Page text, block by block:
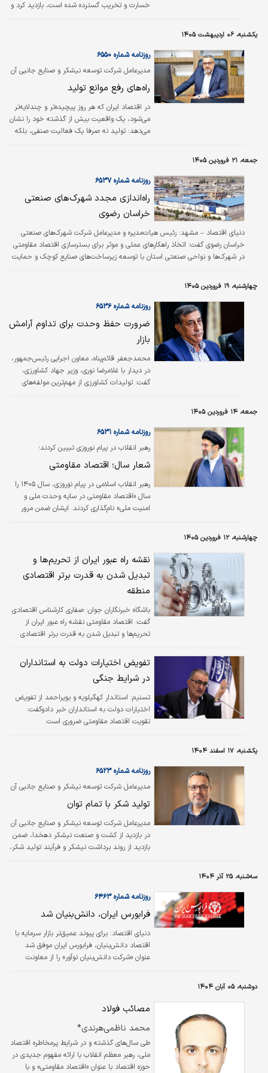
خسارت و تخریب گسترده شده است، بازدید کرد و
مقاومتی تاکید کرد. علی صالحی با اشاره به
اقدامات حمایتی دستگاه قضایی و دولت افزود: در
ستاد تسهیل و ستاداقتصاد مقاومتی تصمیمات
لازم برای حمایت از این مجموعه اتخاذ شده است
و دستگاه قضایی پیگیر اجرای دقیق و سریع این
مصوبات خواهد بود. دادستان…
یکشنبه، ۰۶ اردیبهشت ۱۴۰۵
مدیرعامل شرکت توسعه نیشکر و صنایع جانبی آن
تشریح کرد
روزنامه شماره ۶۵۵۰
راه‌های رفع موانع تولید
در اقتصاد ایران که هر روز پیچیده‌تر و چندلایه‌تر
می‌شود، یک واقعیت بیش از گذشته خود را نشان
می‌دهد: تولید نه صرفا یک فعالیت صنفی، بلکه
می‌اندازند، آنچه سرنوشت صنایع را رقم می‌زند
تصمیم‌سازی است.
جمعه، ۲۱ فروردین ۱۴۰۵
روزنامه شماره ۶۵۳۷
راه‌اندازی مجدد شهرک‌های صنعتی
خراسان رضوی
دنیای اقتصاد – مشهد: رئیس هیات‌مدیره و مدیرعامل شرکت شهرک‌های صنعتی
خراسان رضوی گفت: اتخاذ راهکارهای عملی و موثر برای بسترسازی اقتصاد مقاومتی
در شهرک‌ها و نواحی صنعتی استان با توسعه زیرساخت‌های صنایع کوچک و حمایت
چهارشنبه، ۱۹ فروردین ۱۴۰۵
روزنامه شماره ۶۵۳۶
ضرورت حفظ وحدت برای تداوم آرامش
بازار
محمدجعفر قائم‌پناه، معاون اجرایی رئیس‌جمهور،
در دیدار با غلامرضا نوری، وزیر جهاد کشاورزی،
گفت: تولیدات کشاورزی از مهم‌ترین مولفه‌های
عمومی، بیانگر رضایتمندی در سطح جامعه از روند
تامین و توزیع و عرصه کالا‌های اساسی در کشور
است. آرامشی که اکنون در بازار کالای اساسی ایجاد
شده با حفظ وحدت و هم‌افزایی و همدلی میان
دولت و سایر قوا و میان اصناف، اتحادیه‌ها،
تولیدکننده‌ها و…
جمعه، ۱۴ فروردین ۱۴۰۵
رهبر انقلاب در پیام نوروزی تبیین کردند؛
روزنامه شماره ۶۵۳۱
شعار سال؛ اقتصاد مقاومتی
رهبر انقلاب اسلامی در پیام نوروزی، سال ۱۴۰۵ را
سال «اقتصاد مقاومتی در سایه وحدت ملی و
امنیت ملی» نام‌گذاری کردند. ایشان ضمن مرور
چهارشنبه، ۱۲ فروردین ۱۴۰۵
نقشه راه عبور ایران از تحریم‌ها و
تبدیل شدن به قدرت برتر اقتصادی
منطقه
باشگاه خبرنگاران جوان: صفاری کارشناس اقتصادی
گفت: اقتصاد مقاومتی نقشه راه عبور ایران از
تحریم‌ها و تبدیل شدن به قدرت برتر اقتصادی
تفویض اختیارات دولت به استانداران
در شرایط جنگی
تسنیم: استاندار کهگیلویه و بویراحمد از تفویض
اختیارات دولت به استانداران خبر دادوگفت:
تقویت اقتصاد مقاومتی ضروری است.
یکشنبه، ۱۷ اسفند ۱۴۰۴
مدیرعامل شرکت توسعه نیشکر و صنایع جانبی آن
اعلام کرد‌
روزنامه شماره ۶۵۲۳
تولید شکر با تمام توان
مدیرعامل شرکت توسعه نیشکر و صنایع جانبی آن
در بازدید از کشت و صنعت نیشکر دهخدا، ضمن
بازدید از روند برداشت نیشکر و فرآیند تولید شکر،
قدردانی کرد و گفت: در شرایطی که ایران اسلامی
قرار گرفته است، همه کارگران نیشکر، منسجم و
همدل، همگام با مدافعان وطن، با تمام توان در
سنگر تولید ایستاده‌اند تا خللی در روند تولید
ایجاد…
سه‌شنبه، ۲۵ آذر ۱۴۰۴
روزنامه شماره ۶۴۶۳
فرابورس ایران، دانش‌بنیان شد
دنیای اقتصاد: برای پیوند عمیق‌تر بازار سرمایه با
اقتصاد دانش‌بنیان، فرابورس ایران موفق شد
عنوان «شرکت دانش‌بنیان نوآور» را از معاونت
دریچه‌ای جدید به سوی حمایت‌های دولتی و
تسهیلات ویژه برای توسعه ابزارهای مالی فناورانه
می‌گشاید.
دوشنبه، ۰۵ آبان ۱۴۰۴
مصائب فولاد
محمد ناظمی‌هرندی*
طی سال‌های گذشته و در شرایط پرمخاطره اقتصاد
ملی، رهبر معظم انقلاب با ارائه مفهوم جدیدی در
حوزه اقتصاد با عنوان «اقتصاد مقاومتی» و با